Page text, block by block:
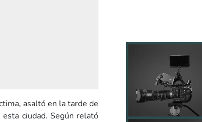
asaltó en la tarde de
esta ciudad. Según relató